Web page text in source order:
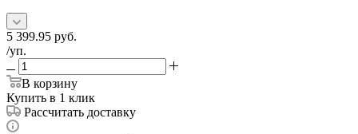
5 399.95 руб.
/уп.
В корзину
Купить в 1 клик
Рассчитать доставку